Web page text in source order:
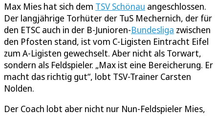
Max Mies hat sich dem TSV Schönau angeschlossen.
Der langjährige Torhüter der TuS Mechernich, der für
den ETSC auch in der B-Junioren-Bundesliga zwischen
den Pfosten stand, ist vom C-Ligisten Eintracht Eifel
zum A-Ligisten gewechselt. Aber nicht als Torwart,
sondern als Feldspieler. „Max ist eine Bereicherung. Er
macht das richtig gut“, lobt TSV-Trainer Carsten
Nolden.
Der Coach lobt aber nicht nur Nun-Feldspieler Mies,